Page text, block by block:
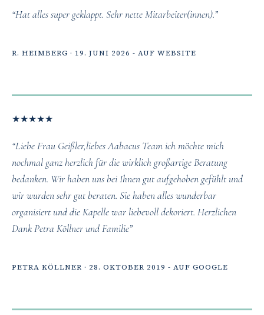
“Hat alles super geklappt. Sehr nette Mitarbeiter(innen).”
R. HEIMBERG · 19. JUNI 2026 - AUF WEBSITE
★★★★★
“Liebe Frau Geißler,liebes Aabacus Team ich möchte mich
nochmal ganz herzlich für die wirklich großartige Beratung
bedanken. Wir haben uns bei Ihnen gut aufgehoben gefühlt und
wir wurden sehr gut beraten. Sie haben alles wunderbar
organisiert und die Kapelle war liebevoll dekoriert. Herzlichen
Dank Petra Köllner und Familie”
PETRA KÖLLNER · 28. OKTOBER 2019 - AUF GOOGLE